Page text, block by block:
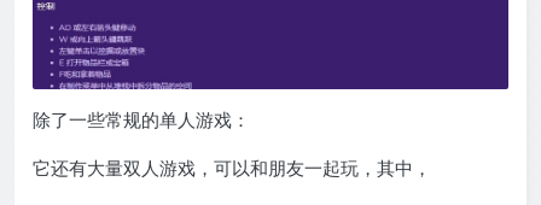
除了一些常规的单人游戏：
它还有大量双人游戏，可以和朋友一起玩，其中，